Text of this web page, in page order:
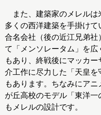
また、建築家のメレルは
多くの西洋建築を手掛け
合名会社（後の近江兄弟社
て「メンソレータム」を
もあり、終戦後にマッカ
介工作に尽力した「天皇
もあります。ちなみにア
が丘高校のモデル「東洋一
もメレルの設計です。